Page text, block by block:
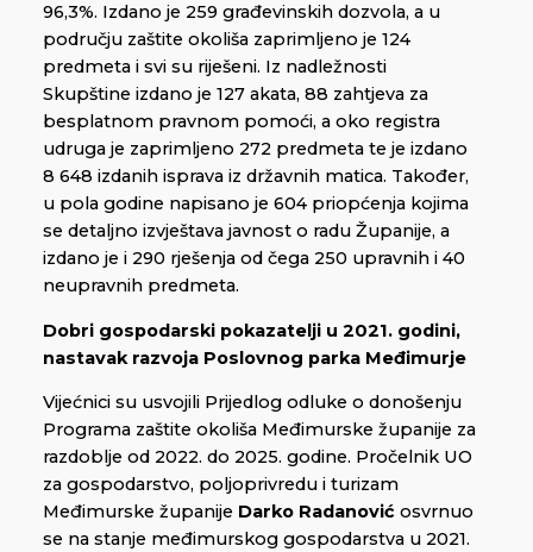
96,3%. Izdano je 259 građevinskih dozvola, a u
području zaštite okoliša zaprimljeno je 124
predmeta i svi su riješeni. Iz nadležnosti
Skupštine izdano je 127 akata, 88 zahtjeva za
besplatnom pravnom pomoći, a oko registra
udruga je zaprimljeno 272 predmeta te je izdano
8 648 izdanih isprava iz državnih matica. Također,
u pola godine napisano je 604 priopćenja kojima
se detaljno izvještava javnost o radu Županije, a
izdano je i 290 rješenja od čega 250 upravnih i 40
neupravnih predmeta.
Dobri gospodarski pokazatelji u 2021. godini,
nastavak razvoja Poslovnog parka Međimurje
Vijećnici su usvojili Prijedlog odluke o donošenju
Programa zaštite okoliša Međimurske županije za
razdoblje od 2022. do 2025. godine. Pročelnik UO
za gospodarstvo, poljoprivredu i turizam
Međimurske županije Darko Radanović osvrnuo
se na stanje međimurskog gospodarstva u 2021.